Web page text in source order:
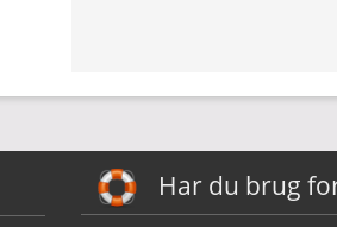
Har du brug